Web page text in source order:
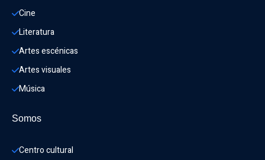
Cine
Literatura
Artes escénicas
Artes visuales
Música
Somos
Centro cultural